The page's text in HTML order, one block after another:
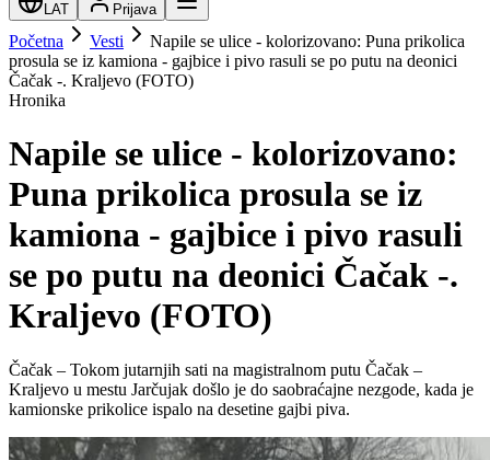
LAT Prijava
Početna Vesti
Napile se ulice - kolorizovano: Puna prikolica
prosula se iz kamiona - gajbice i pivo rasuli se po putu na deonici
Čačak -. Kraljevo (FOTO)
Hronika
Napile se ulice - kolorizovano:
Puna prikolica prosula se iz
kamiona - gajbice i pivo rasuli
se po putu na deonici Čačak -.
Kraljevo (FOTO)
Čačak – Tokom jutarnjih sati na magistralnom putu Čačak –
Kraljevo u mestu Jarčujak došlo je do saobraćajne nezgode, kada je
kamionske prikolice ispalo na desetine gajbi piva.